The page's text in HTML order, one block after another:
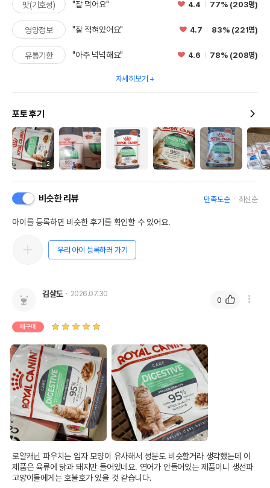
맛(기호성) "잘 먹어요" 4.4 77% (203명)
영양정보 "잘 적혀있어요" 4.7 83% (221명)
유통기한 "아주 넉넉해요" 4.6 78% (208명)
자세히보기
포토 후기
2
비슷한 리뷰 만족도순 최신순
아이를 등록하면 비슷한 후기를 확인할 수 있어요.
우리 아이 등록하러 가기
김살도 2026.07.30
재구매
로얄캐닌 파우치는 입자 모양이 유사해서 성분도 비슷할거라 생각했는데 이
제품은 육류에 닭과 돼지만 들어있네요. 연어가 안들어있는 제품이니 생선파
고양이들에게는 호불호가 있을 것 같습니다.
0